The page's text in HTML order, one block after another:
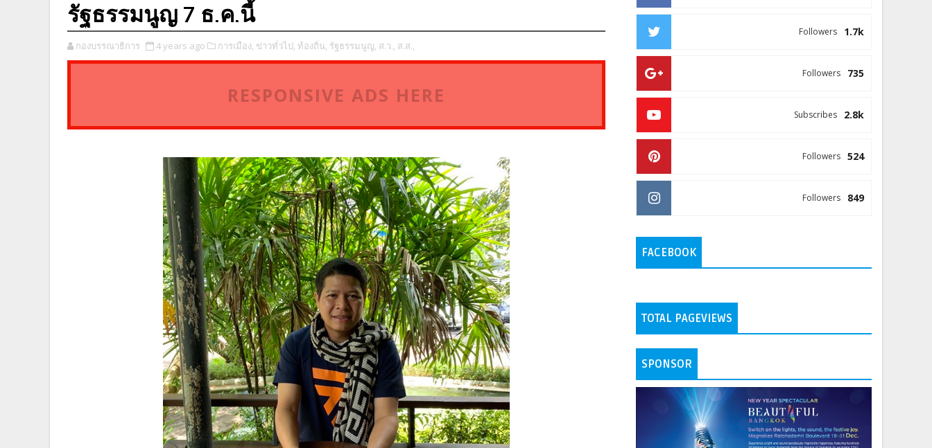
รัฐธรรมนูญ 7 ธ.ค.นี้
กองบรรณาธิการ 4 years ago การเมือง, ข่าวทั่วไป, ท้องถิ่น, รัฐธรรมนูญ, ส.ว., ส.ส.,
RESPONSIVE ADS HERE
1.7k
Followers
735
Followers
2.8k
Subscribes
524
Followers
849
Followers
FACEBOOK
TOTAL PAGEVIEWS
SPONSOR